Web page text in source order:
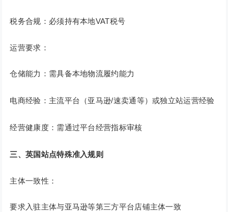
税务合规：必须持有本地VAT税号
运营要求：
仓储能力：需具备本地物流履约能力
电商经验：主流平台（亚马逊/速卖通等）或独立站运营经验
经营健康度：需通过平台经营指标审核
三、英国站点特殊准入规则
主体一致性：
要求入驻主体与亚马逊等第三方平台店铺主体一致